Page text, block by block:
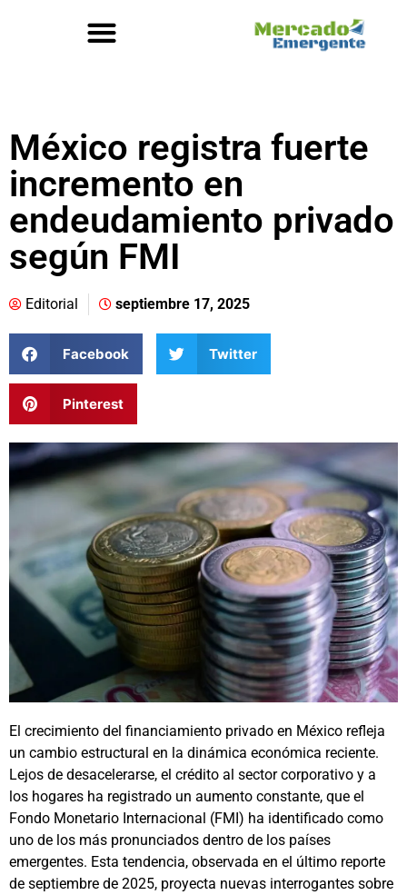
México registra fuerte
incremento en
endeudamiento privado
según FMI
Editorial septiembre 17, 2025
Facebook Twitter
Pinterest
El crecimiento del financiamiento privado en México refleja
un cambio estructural en la dinámica económica reciente.
Lejos de desacelerarse, el crédito al sector corporativo y a
los hogares ha registrado un aumento constante, que el
Fondo Monetario Internacional (FMI) ha identificado como
uno de los más pronunciados dentro de los países
emergentes. Esta tendencia, observada en el último reporte
de septiembre de 2025, proyecta nuevas interrogantes sobre